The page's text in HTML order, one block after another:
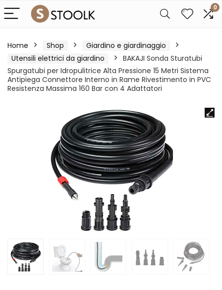
0
Home Shop
Giardino e giardinaggio
Utensili elettrici da giardino
BAKAJI Sonda Sturatubi
Spurgatubi per Idropulitrice Alta Pressione 15 Metri Sistema
Antipiega Connettore Interno in Rame Rivestimento in PVC
Resistenza Massima 160 Bar con 4 Adattatori